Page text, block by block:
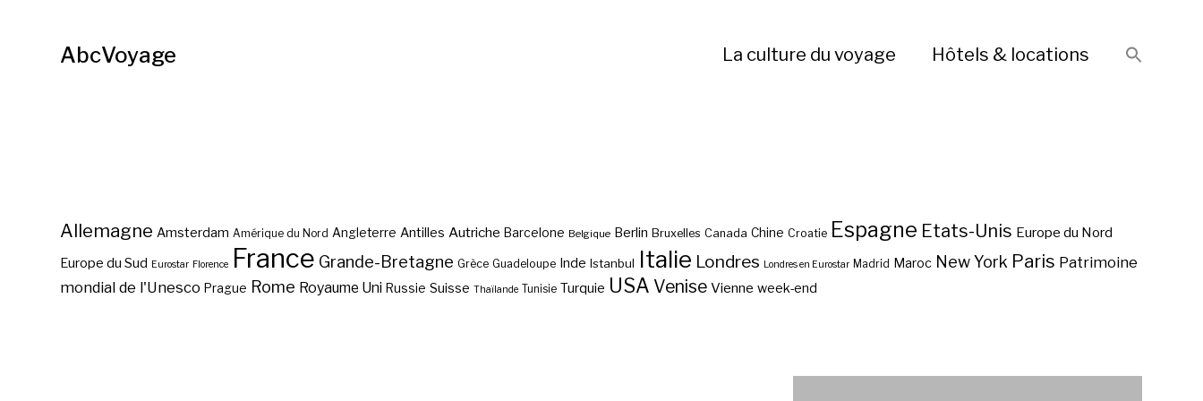
AbcVoyage La culture du voyage Hôtels & locations
Allemagne Amsterdam Amérique du Nord Angleterre Antilles Autriche Barcelone Belgique Berlin Bruxelles Canada Chine Croatie Espagne Etats-Unis Europe du Nord
Europe du Sud Eurostar Florence France Grande-Bretagne Grèce Guadeloupe Inde Istanbul Italie Londres Londres en Eurostar Madrid Maroc New York Paris Patrimoine
mondial de l'Unesco Prague Rome Royaume Uni Russie Suisse Thaïlande Tunisie Turquie USA Venise Vienne week-end
Vol pas cher Venise ?